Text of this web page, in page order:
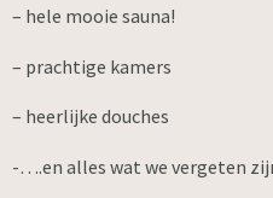
– hele mooie sauna!
– prachtige kamers
– heerlijke douches
-….en alles wat we vergeten